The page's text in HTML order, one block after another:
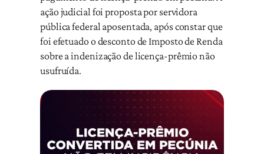
ação judicial foi proposta por servidora
pública federal aposentada, após constar que
foi efetuado o desconto de Imposto de Renda
sobre a indenização de licença-prêmio não
usufruída.